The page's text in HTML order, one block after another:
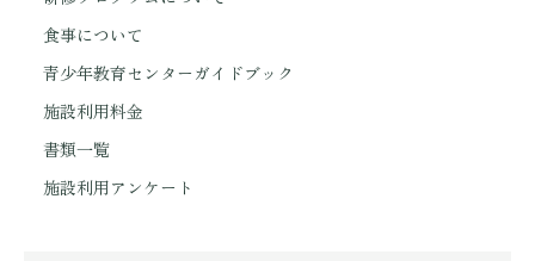
食事について
青少年教育センターガイドブック
施設利用料金
書類一覧
施設利用アンケート